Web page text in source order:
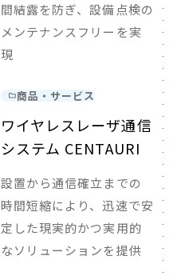
間結露を防ぎ、設備点検の
メンテナンスフリーを実
現
商品・サービス
ワイヤレスレーザ通信
システム CENTAURI
設置から通信確立までの
時間短縮により、迅速で安
定した現実的かつ実用的
なソリューションを提供